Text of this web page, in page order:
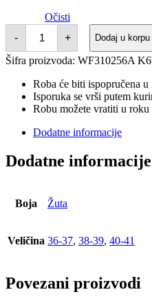
Očisti
-
PAPUCE
SUPERDRAY
DESTINATION
POOL
količina
+ Dodaj u korpu
Šifra proizvoda: WF310256A
Roba će biti ispopručena u
Isporuka se vrši putem
Robu možete vratiti u roku
Dodatne informacije
Dodatne informacije
Boja Žuta
Veličina 36-37, 38-39, 40-41
Povezani proizvodi